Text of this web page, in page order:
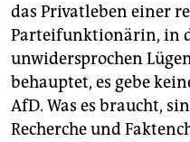
das Privatleben einer
Parteifunktionärin, in
unwidersprochen
behauptet, es gebe
AfD. Was es braucht,
Recherche und